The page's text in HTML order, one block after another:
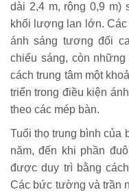
dài 2,4 m, rộng 0,9 m)
khối lượng lan lớn.
ánh sáng tương đối
chiếu sáng, còn
cách trung tâm một
triển trong điều kiện
theo các mép bàn.
Tuổi thọ trung bình của
năm, đến khi phần
được duy trì bằng
Các bức tường và trần